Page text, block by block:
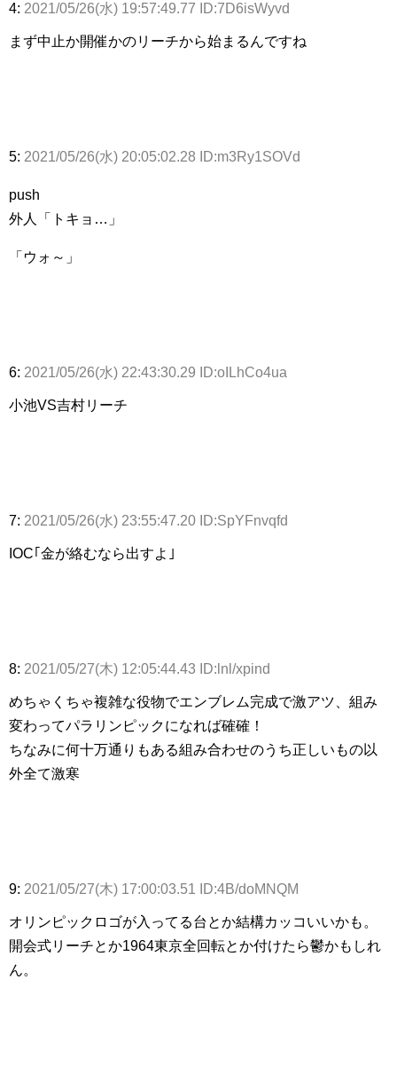
4: 2021/05/26(水) 19:57:49.77 ID:7D6isWyvd
まず中止か開催かのリーチから始まるんですね
5: 2021/05/26(水) 20:05:02.28 ID:m3Ry1SOVd
push
外人「トキョ…」
「ウォ～」
6: 2021/05/26(水) 22:43:30.29 ID:oILhCo4ua
小池VS吉村リーチ
7: 2021/05/26(水) 23:55:47.20 ID:SpYFnvqfd
IOC｢金が絡むなら出すよ｣
8: 2021/05/27(木) 12:05:44.43 ID:lnl/xpind
めちゃくちゃ複雑な役物でエンブレム完成で激アツ、組み
変わってパラリンピックになれば確確！
ちなみに何十万通りもある組み合わせのうち正しいもの以
外全て激寒
9: 2021/05/27(木) 17:00:03.51 ID:4B/doMNQM
オリンピックロゴが入ってる台とか結構カッコいいかも。
開会式リーチとか1964東京全回転とか付けたら鬱かもしれ
ん。